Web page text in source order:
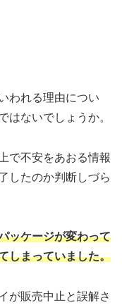
われる理由につい
はないでしょうか。
で不安をあおる情報
したのか判断しづら
ッケージが変わって
しまっていました。
が販売中止と誤解さ